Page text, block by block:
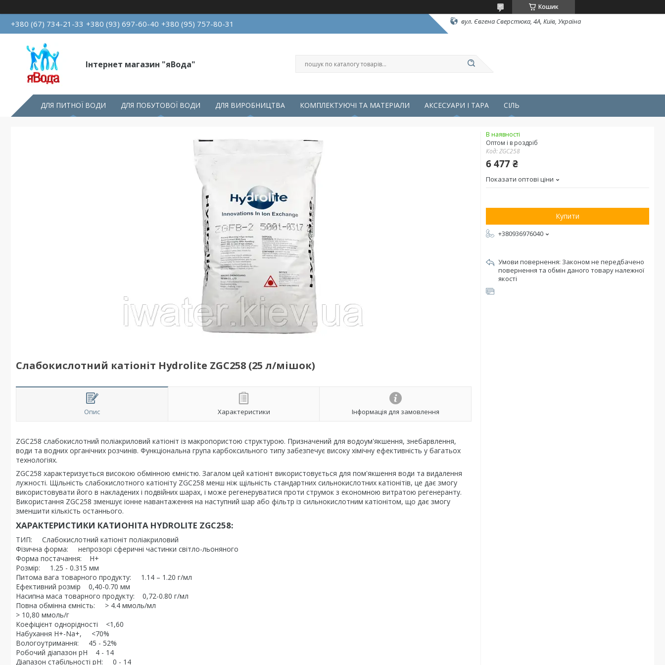
Кошик
+380 (67) 734-21-33 +380 (93) 697-60-40 +380 (95) 757-80-31 вул. Євгена Сверстюка, 4А, Київ, Україна
Інтернет магазин "яВода"
ДЛЯ ПИТНОЇ ВОДИ ДЛЯ ПОБУТОВОЇ ВОДИ ДЛЯ ВИРОБНИЦТВА КОМПЛЕКТУЮЧІ ТА МАТЕРІАЛИ АКСЕСУАРИ І ТАРА СІЛЬ
Слабокислотний катіоніт Hydrolite ZGC258 (25 л/мішок)
Опис Характеристики Інформація для замовлення
ZGC258 слабокислотний поліакриловий катіоніт із макропористою структурою. Призначений для водоум'якшення, знебарвлення,
води та водних органічних розчинів. Функціональна група карбоксильного типу забезпечує високу хімічну ефективність у багатьох
технологіях.
ZGC258 характеризується високою обмінною ємністю. Загалом цей катіоніт використовується для пом'якшення води та видалення
лужності. Щільність слабокислотного катіоніту ZGC258 менш ніж щільність стандартних сильнокислотних катіонітів, це дає змогу
використовувати його в накладених і подвійних шарах, і може регенеруватися проти струмок з економною витратою регенеранту.
Використання ZGC258 зменшує іонне навантаження на наступний шар або фільтр із сильнокислотним катіонітом, що дає змогу
зменшити кількість останнього.
ХАРАКТЕРИСТИКИ КАТИОНІТА HYDROLITE ZGC258:
ТИП: Слабокислотний катіоніт поліакриловий
Фізична форма: непрозорі сферичні частинки світло-льоняного
Форма постачання: Н+
Розмір: 1.25 - 0.315 мм
Питома вага товарного продукту: 1.14 – 1.20 г/мл
Ефективний розмір 0,40-0.70 мм
Насипна маса товарного продукту: 0,72-0.80 г/мл
Повна обмінна ємність: > 4.4 ммоль/мл
> 10,80 ммоль/г
Коефіцієнт однорідності <1,60
Набухання Н+-Na+, <70%
Вологоутримання: 45 - 52%
Робочий діапазон pH 4 - 14
Діапазон стабільності pH: 0 - 14
В наявності
Оптом і в роздріб
Код:ZGС258
6 477 ₴
Показати оптові ціни
Купити
+380936976040
Законом не передбачено
повернення та обмін даного товару належної
якості